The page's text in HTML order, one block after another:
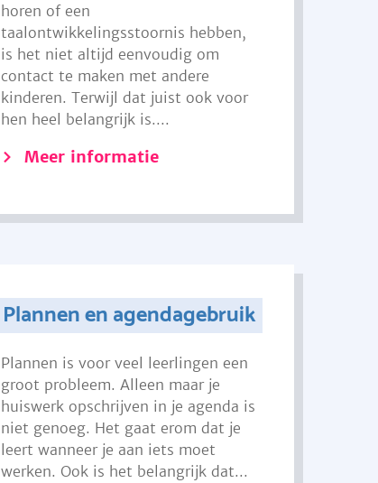
horen of een
taalontwikkelingsstoornis hebben,
is het niet altijd eenvoudig om
contact te maken met andere
kinderen. Terwijl dat juist ook voor
hen heel belangrijk is....
Meer informatie
Plannen en agendagebruik
Plannen is voor veel leerlingen een
groot probleem. Alleen maar je
huiswerk opschrijven in je agenda is
niet genoeg. Het gaat erom dat je
leert wanneer je aan iets moet
werken. Ook is het belangrijk dat...